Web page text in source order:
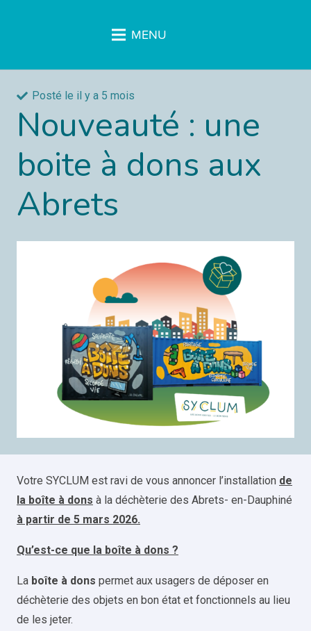
MENU
Posté le il y a 5 mois
Nouveauté : une
boite à dons aux
Abrets
Votre SYCLUM est ravi de vous annoncer l’installation de
la boîte à dons à la déchèterie des Abrets- en-Dauphiné
à partir de 5 mars 2026.
Qu’est-ce que la boîte à dons ?
La boîte à dons permet aux usagers de déposer en
déchèterie des objets en bon état et fonctionnels au lieu
de les jeter.